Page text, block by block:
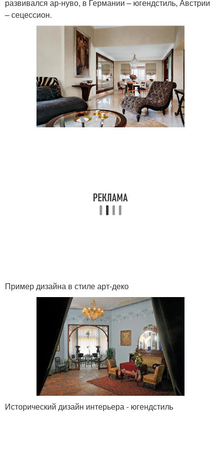
развивался ар-нуво, в Германии – югендстиль, Австрии
– сецессион.
Пример дизайна в стиле арт-деко
Исторический дизайн интерьера - югендстиль